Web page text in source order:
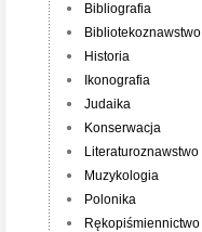
Bibliografia
Bibliotekoznawstwo
Historia
Ikonografia
Judaika
Konserwacja
Literaturoznawstwo
Muzykologia
Polonika
Rękopiśmiennictwo